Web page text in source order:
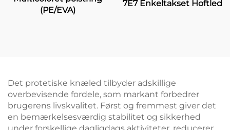
(PE/EVA)
7E7 Enkeltakset Hoftled
Det protetiske knæled tilbyder adskillige
overbevisende fordele, som markant forbedrer
brugerens livskvalitet. Først og fremmest giver det
en bemærkelsesværdig stabilitet og sikkerhed